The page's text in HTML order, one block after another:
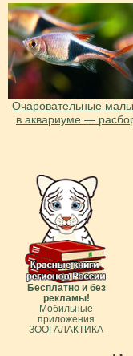
Очаровательные
в аквариуме —
Бесплатно и без
рекламы!
Мобильные
приложения
ЗООГАЛАКТИКА